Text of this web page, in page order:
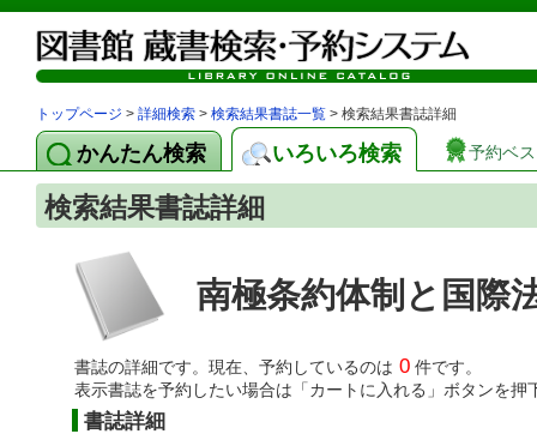
トップページ > 詳細検索 > 検索結果書誌一覧 > 検索結果書誌詳細
かんたん検索 いろいろ検索 予約ベ
検索結果書誌詳細
南極条約体制と国際
書誌の詳細です。現在、予約しているのは 0 件です。
表示書誌を予約したい場合は「カートに入れる」ボタンを押
書誌詳細